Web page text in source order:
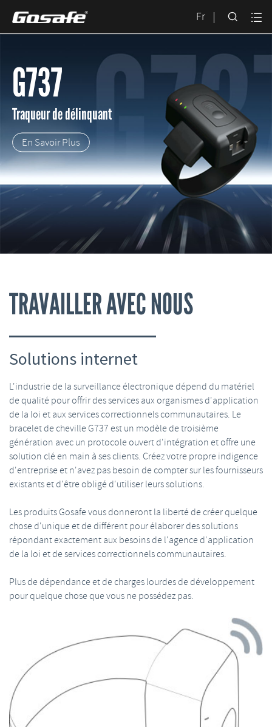
Fr  
G737
Traqueur de délinquant
En Savoir Plus
TRAVAILLER AVEC NOUS
Solutions internet
L'industrie de la surveillance électronique dépend du matériel
de qualité pour offrir des services aux organismes d'application
de la loi et aux services correctionnels communautaires. Le
bracelet de cheville G737 est un modèle de troisième
génération avec un protocole ouvert d'intégration et offre une
solution clé en main à ses clients. Créez votre propre indigence
d'entreprise et n'avez pas besoin de compter sur les fournisseurs
existants et d'être obligé d'utiliser leurs solutions.
Les produits Gosafe vous donneront la liberté de créer quelque
chose d'unique et de différent pour élaborer des solutions
répondant exactement aux besoins de l'agence d'application
de la loi et de services correctionnels communautaires.
Plus de dépendance et de charges lourdes de développement
pour quelque chose que vous ne possédez pas.